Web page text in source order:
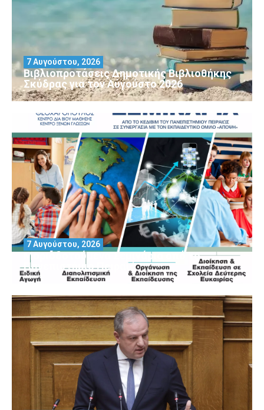
Βιβλιοπροτάσεις Δημοτικής Βιβλιοθήκης
Σκύδρας για τον Αύγούστο 2026
7 Αυγούστου, 2026
Μοριοδοτούμενα Σεμινάρια από το
Πανεπιστήμιο Πειραιά
7 Αυγούστου, 2026